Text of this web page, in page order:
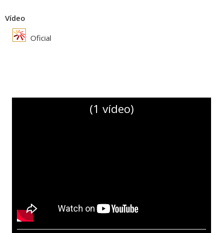
Vídeo
Oficial
(1 vídeo)